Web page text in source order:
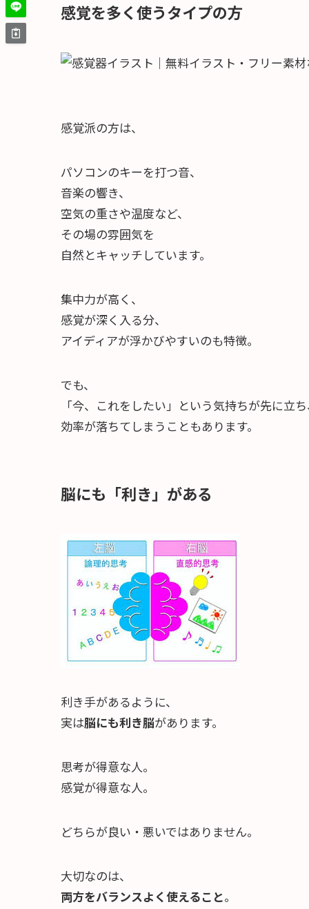
感覚を多く使うタイプの方
感覚派の方は、
パソコンのキーを打つ音、
音楽の響き、
空気の重さや温度など、
その場の雰囲気を
自然とキャッチしています。
集中力が高く、
感覚が深く入る分、
アイディアが浮かびやすいのも特徴。
でも、
「今、これをしたい」という気持ちが先に立
効率が落ちてしまうこともあります。
脳にも「利き」がある
利き手があるように、
実は脳にも利き脳があります。
思考が得意な人。
感覚が得意な人。
どちらが良い・悪いではありません。
大切なのは、
両方をバランスよく使えること。